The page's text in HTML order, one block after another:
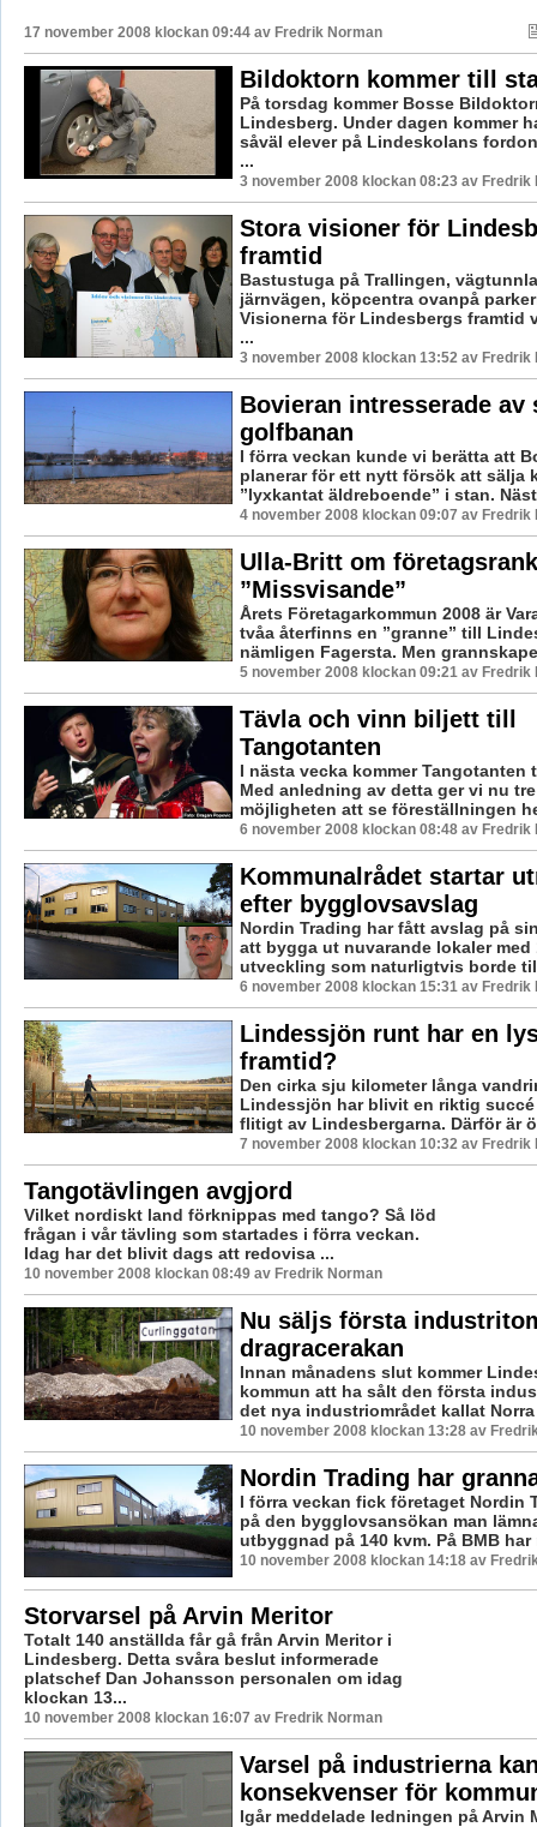
17 november 2008 klockan 09:44 av Fredrik Norman
Bildoktorn kommer till
På torsdag kommer Bosse
Lindesberg. Under dagen kommer
såväl elever på Lindeskolans
...
3 november 2008 klockan 08:23 av Fredrik
Stora visioner för
framtid
Bastustuga på Trallingen,
järnvägen, köpcentra ovanpå
Visionerna för Lindesbergs framtid
...
3 november 2008 klockan 13:52 av Fredrik
Bovieran intresserade av
golfbanan
I förra veckan kunde vi berätta att
planerar för ett nytt försök att sälja
”lyxkantat äldreboende” i stan.
4 november 2008 klockan 09:07 av Fredrik
Ulla-Britt om
”Missvisande”
Årets Företagarkommun 2008 är
tvåa återfinns en ”granne” till
nämligen Fagersta. Men
5 november 2008 klockan 09:21 av Fredrik
Tävla och vinn biljett till
Tangotanten
I nästa vecka kommer Tangotanten
Med anledning av detta ger vi nu
möjligheten att se föreställningen
6 november 2008 klockan 08:48 av Fredrik
Kommunalrådet startar
efter bygglovsavslag
Nordin Trading har fått avslag på
att bygga ut nuvarande lokaler med
utveckling som naturligtvis borde
6 november 2008 klockan 15:31 av Fredrik
Lindessjön runt har en
framtid?
Den cirka sju kilometer långa
Lindessjön har blivit en riktig
flitigt av Lindesbergarna. Därför är
7 november 2008 klockan 10:32 av Fredrik
Tangotävlingen avgjord
Vilket nordiskt land förknippas med tango? Så löd
frågan i vår tävling som startades i förra veckan.
Idag har det blivit dags att redovisa ...
10 november 2008 klockan 08:49 av Fredrik Norman
Nu säljs första
dragracerakan
Innan månadens slut kommer
kommun att ha sålt den första
det nya industriområdet kallat
10 november 2008 klockan 13:28 av
Nordin Trading har
I förra veckan fick företaget Nordin
på den bygglovsansökan man
utbyggnad på 140 kvm. På BMB
10 november 2008 klockan 14:18 av
Storvarsel på Arvin Meritor
Totalt 140 anställda får gå från Arvin Meritor i
Lindesberg. Detta svåra beslut informerade
platschef Dan Johansson personalen om idag
klockan 13...
10 november 2008 klockan 16:07 av Fredrik Norman
Varsel på industrierna
konsekvenser för
Igår meddelade ledningen på Arvin